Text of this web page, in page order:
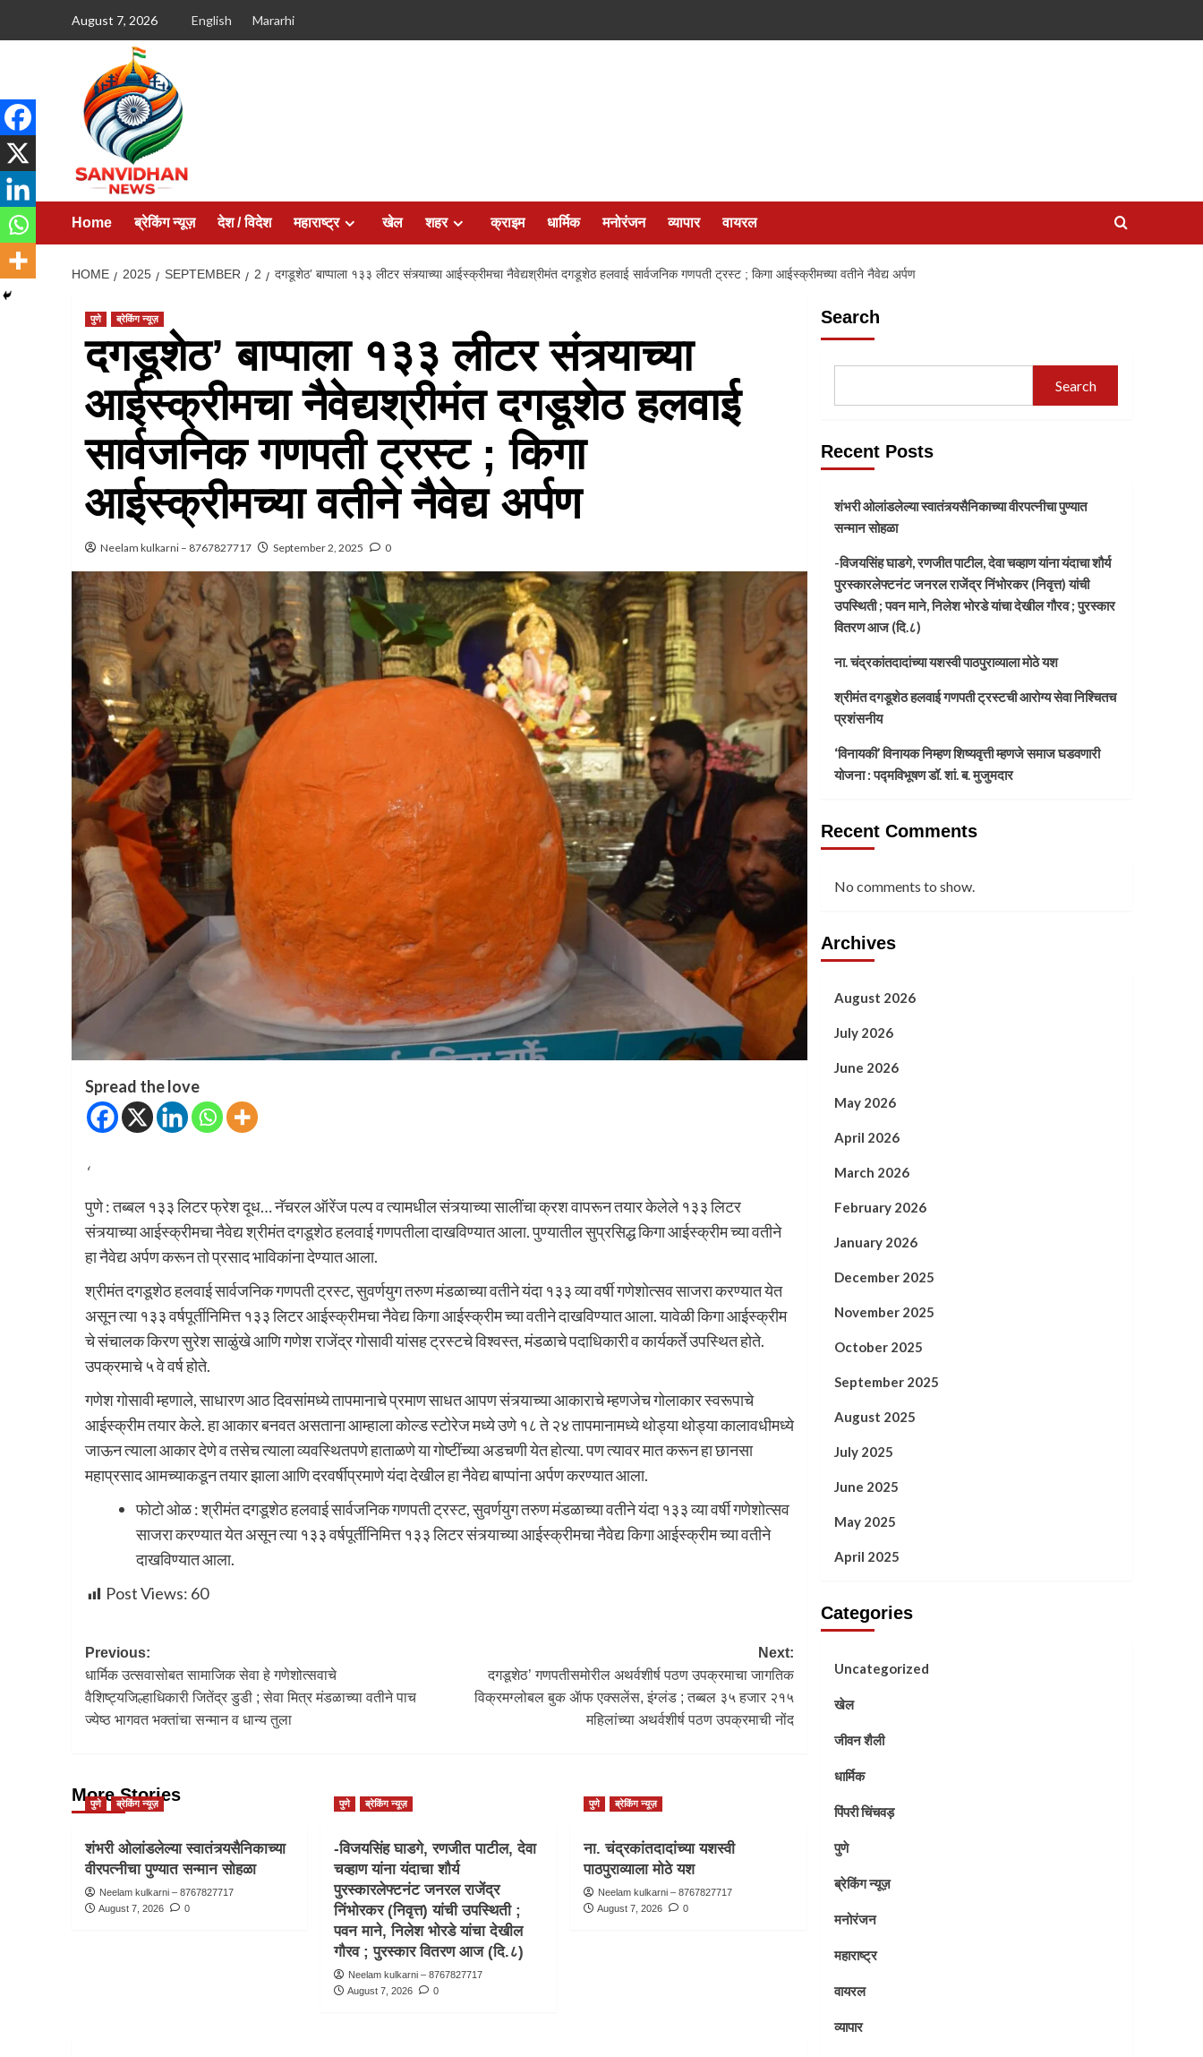
August 7, 2026 English Mararhi
Home ब्रेकिंग न्यूज़ देश / विदेश महाराष्ट्र खेल शहर क्राइम धार्मिक मनोरंजन व्यापार वायरल
HOME 2025 SEPTEMBER 2 दगडूशेठ’ बाप्पाला १३३ लीटर संत्र्याच्या आईस्क्रीमचा नैवेद्यश्रीमंत दगडूशेठ हलवाई सार्वजनिक गणपती ट्रस्ट ; किगा आईस्क्रीमच्या वतीने नैवेद्य अर्पण
पुणे ब्रेकिंग न्यूज़
दगडूशेठ’ बाप्पाला १३३ लीटर संत्र्याच्या
आईस्क्रीमचा नैवेद्यश्रीमंत दगडूशेठ हलवाई
सार्वजनिक गणपती ट्रस्ट ; किगा
आईस्क्रीमच्या वतीने नैवेद्य अर्पण
Neelam kulkarni – 8767827717 September 2, 2025 0
Spread the love
‘
पुणे : तब्बल १३३ लिटर फ्रेश दूध… नॅचरल ऑरेंज पल्प व त्यामधील संत्र्याच्या सालींचा क्रश वापरून तयार केलेले १३३ लिटर
संत्र्याच्या आईस्क्रीमचा नैवेद्य श्रीमंत दगडूशेठ हलवाई गणपतीला दाखविण्यात आला. पुण्यातील सुप्रसिद्ध किगा आईस्क्रीम च्या वतीने
हा नैवेद्य अर्पण करून तो प्रसाद भाविकांना देण्यात आला.
श्रीमंत दगडूशेठ हलवाई सार्वजनिक गणपती ट्रस्ट, सुवर्णयुग तरुण मंडळाच्या वतीने यंदा १३३ व्या वर्षी गणेशोत्सव साजरा करण्यात येत
असून त्या १३३ वर्षपूर्तीनिमित्त १३३ लिटर आईस्क्रीमचा नैवेद्य किगा आईस्क्रीम च्या वतीने दाखविण्यात आला. यावेळी किगा आईस्क्रीम
चे संचालक किरण सुरेश साळुंखे आणि गणेश राजेंद्र गोसावी यांसह ट्रस्टचे विश्वस्त, मंडळाचे पदाधिकारी व कार्यकर्ते उपस्थित होते.
उपक्रमाचे ५ वे वर्ष होते.
गणेश गोसावी म्हणाले, साधारण आठ दिवसांमध्ये तापमानाचे प्रमाण साधत आपण संत्र्याच्या आकाराचे म्हणजेच गोलाकार स्वरूपाचे
आईस्क्रीम तयार केले. हा आकार बनवत असताना आम्हाला कोल्ड स्टोरेज मध्ये उणे १८ ते २४ तापमानामध्ये थोड्या थोड्या कालावधीमध्ये
जाऊन त्याला आकार देणे व तसेच त्याला व्यवस्थितपणे हाताळणे या गोष्टींच्या अडचणी येत होत्या. पण त्यावर मात करून हा छानसा
महाप्रसाद आमच्याकडून तयार झाला आणि दरवर्षीप्रमाणे यंदा देखील हा नैवेद्य बाप्पांना अर्पण करण्यात आला.
फोटो ओळ : श्रीमंत दगडूशेठ हलवाई सार्वजनिक गणपती ट्रस्ट, सुवर्णयुग तरुण मंडळाच्या वतीने यंदा १३३ व्या वर्षी गणेशोत्सव
साजरा करण्यात येत असून त्या १३३ वर्षपूर्तीनिमित्त १३३ लिटर संत्र्याच्या आईस्क्रीमचा नैवेद्य किगा आईस्क्रीम च्या वतीने
दाखविण्यात आला.
Post Views: 60
Previous:
धार्मिक उत्सवासोबत सामाजिक सेवा हे गणेशोत्सवाचे
वैशिष्ट्यजिल्हाधिकारी जितेंद्र डुडी ; सेवा मित्र मंडळाच्या वतीने पाच
ज्येष्ठ भागवत भक्तांचा सन्मान व धान्य तुला
Next:
दगडूशेठ’ गणपतीसमोरील अथर्वशीर्ष पठण उपक्रमाचा जागतिक
विक्रमग्लोबल बुक ॲाफ एक्सलेंस, इंग्लंड ; तब्बल ३५ हजार २१५
महिलांच्या अथर्वशीर्ष पठण उपक्रमाची नोंद
More Stories
पुणे ब्रेकिंग न्यूज़
शंभरी ओलांडलेल्या स्वातंत्र्यसैनिकाच्या
वीरपत्नीचा पुण्यात सन्मान सोहळा
Neelam kulkarni – 8767827717
August 7, 2026
0
पुणे ब्रेकिंग न्यूज़
-विजयसिंह घाडगे, रणजीत पाटील, देवा
चव्हाण यांना यंदाचा शौर्य
पुरस्कारलेफ्टनंट जनरल राजेंद्र
निंभोरकर (निवृत्त) यांची उपस्थिती ;
पवन माने, निलेश भोरडे यांचा देखील
गौरव ; पुरस्कार वितरण आज (दि.८)
Neelam kulkarni – 8767827717
August 7, 2026
0
पुणे ब्रेकिंग न्यूज़
ना. चंद्रकांतदादांच्या यशस्वी
पाठपुराव्याला मोठे यश
Neelam kulkarni – 8767827717
August 7, 2026
0
Search
Search
Recent Posts
शंभरी ओलांडलेल्या स्वातंत्र्यसैनिकाच्या वीरपत्नीचा पुण्यात
सन्मान सोहळा
-विजयसिंह घाडगे, रणजीत पाटील, देवा चव्हाण यांना यंदाचा शौर्य
पुरस्कारलेफ्टनंट जनरल राजेंद्र निंभोरकर (निवृत्त) यांची
उपस्थिती ; पवन माने, निलेश भोरडे यांचा देखील गौरव ; पुरस्कार
वितरण आज (दि.८)
ना. चंद्रकांतदादांच्या यशस्वी पाठपुराव्याला मोठे यश
श्रीमंत दगडूशेठ हलवाई गणपती ट्रस्टची आरोग्य सेवा निश्चितच
प्रशंसनीय
‘विनायकी’ विनायक निम्हण शिष्यवृत्ती म्हणजे समाज घडवणारी
योजना : पद्मविभूषण डॉ. शां. ब. मुजुमदार
Recent Comments
No comments to show.
Archives
August 2026
July 2026
June 2026
May 2026
April 2026
March 2026
February 2026
January 2026
December 2025
November 2025
October 2025
September 2025
August 2025
July 2025
June 2025
May 2025
April 2025
Categories
Uncategorized
खेल
जीवन शैली
धार्मिक
पिंपरी चिंचवड़
पुणे
ब्रेकिंग न्यूज़
मनोरंजन
महाराष्ट्र
वायरल
व्यापार